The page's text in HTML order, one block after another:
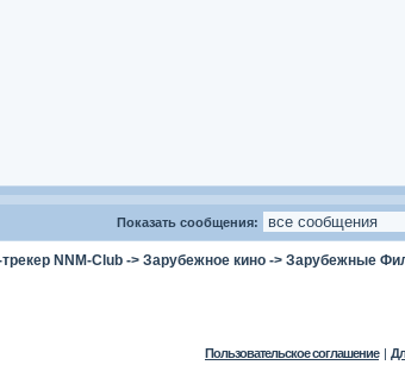
Показать сообщения:
NNM-Club-> Зарубежное кино-> Зарубежные
Пользовательское соглашение |